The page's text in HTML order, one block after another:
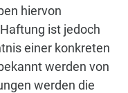
hiervon
ist jedoch
einer konkreten
werden von
werden die